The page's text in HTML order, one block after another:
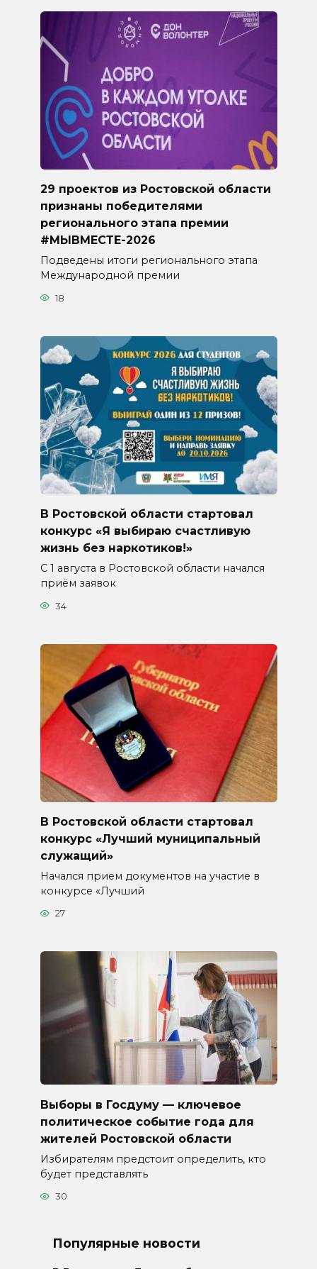
29 проектов из Ростовской области
признаны победителями
регионального этапа премии
#МЫВМЕСТЕ-2026
Подведены итоги регионального этапа
Международной премии
18
В Ростовской области стартовал
конкурс «Я выбираю счастливую
жизнь без наркотиков!»
С 1 августа в Ростовской области начался
приём заявок
34
В Ростовской области стартовал
конкурс «Лучший муниципальный
служащий»
Начался прием документов на участие в
конкурсе «Лучший
27
Выборы в Госдуму — ключевое
политическое событие года для
жителей Ростовской области
Избирателям предстоит определить, кто
будет представлять
30
Популярные новости